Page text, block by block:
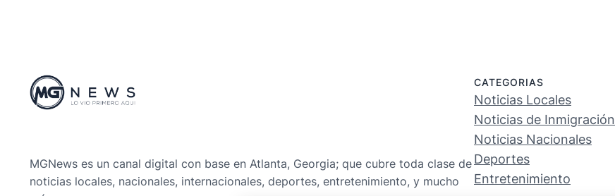
MGNews es un canal digital con base en Atlanta, Georgia; que cubre toda clase de
noticias locales, nacionales, internacionales, deportes, entretenimiento, y mucho
CATEGORIAS
Noticias Locales
Noticias de Inmigración
Noticias Nacionales
Deportes
Entretenimiento